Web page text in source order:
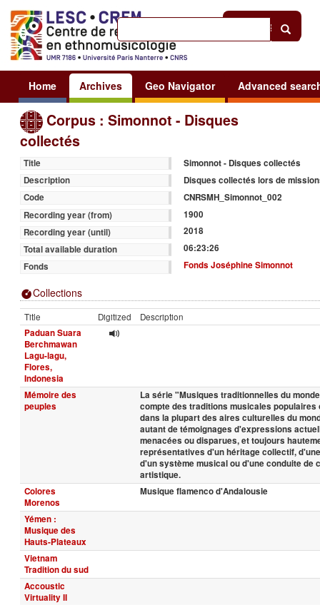
Sign in
Home Archives Geo Navigator Advanced
Corpus : Simonnot - Disques
collectés
Title
Simonnot - Disques collectés
Description
Disques collectés lors de
Code
CNRSMH_Simonnot_002
Recording year (from)
1900
Recording year (until)
2018
Total available duration
06:23:26
Fonds
Fonds Joséphine Simonnot
Collections
Title Digitized
Description
Paduan Suara
Berchmawan
Lagu-lagu,
Flores,
Indonesia
Mémoire des
peuples
La série "Musiques traditionnelles du
compte des traditions musicales populaires
dans la plupart des aires culturelles du
autant de témoignages d'expressions
menacées ou disparues, et toujours
représentatives d'un héritage collectif,
d'un système musical ou d'une conduite de
artistique.
Colores
Morenos
Musique flamenco d'Andalousie
Yémen :
Musique des
Hauts-Plateaux
Vietnam
Tradition du sud
Accoustic
Virtuality II